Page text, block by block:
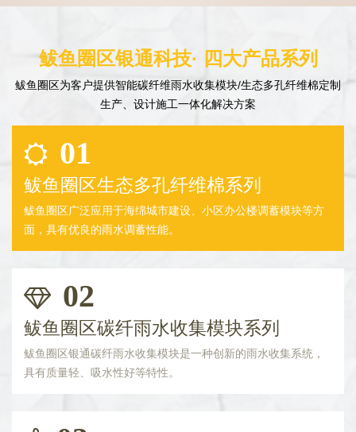
鲅鱼圈区银通科技· 四大产品系列
鲅鱼圈区为客户提供智能碳纤维雨水收集模块/生态多孔纤维棉定制
生产、设计施工一体化解决方案
01
鲅鱼圈区生态多孔纤维棉系列
鲅鱼圈区广泛应用于海绵城市建设、小区办公楼调蓄模块等方
面，具有优良的雨水调蓄性能。
02
鲅鱼圈区碳纤雨水收集模块系列
鲅鱼圈区银通碳纤雨水收集模块是一种创新的雨水收集系统，
具有质量轻、吸水性好等特性。